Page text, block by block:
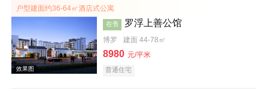
效果图
户型建面约36-64㎡酒店式公寓
在售 罗浮上善公馆
博罗 建面 44-78㎡
8980 元/平米
普通住宅